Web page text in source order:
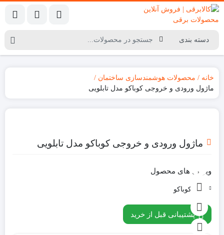
خانه
محصولات هوشمندسازی ساختمان
ماژول ورودی و خروجی کوباکو مدل تابلویی
ماژول ورودی و خروجی کوباکو مدل تابلویی
ویژگی های محصول
برند: کوباکو
پشتیبانی قبل از خرید